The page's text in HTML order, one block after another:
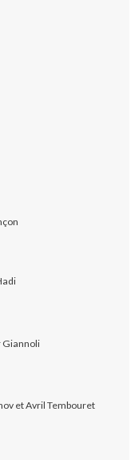
Giannoli
et Avril Tembouret